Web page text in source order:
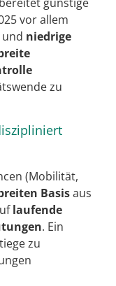
vor allem
und niedrige
zu
(Mobilität,
Basisaus
laufende
. Ein
zu